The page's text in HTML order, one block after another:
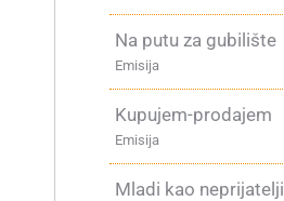
Na putu za gubilište
Emisija
Kupujem-prodajem
Emisija
Mladi kao neprijatelji